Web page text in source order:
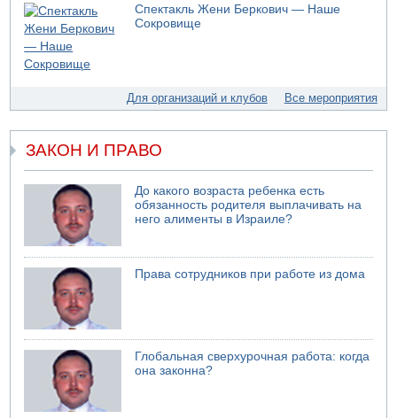
Минздрав и Министерство экологии сообщили о
необычно высоком уровне загрязнения воды в девяти
реках и ручьях на севере страны
04.08.2026 19:20
районе Бейт-Шемеша вновь открыты для движения
в результате нападения на улице Левински в Тель-
Авиве
04.08.2026 13:48
Американцы за пять месяцев израсходовали почти все
запасы ракет
Ракетная атака на судно вблизи Омана
04.08.2026 12:29
Малыш обварился супом в Бней-Браке
Спектакль Жени Беркович — Наше
Сокровище
Для организаций и клубов Все мероприятия
ЗАКОН И ПРАВО
До какого возраста ребенка есть
обязанность родителя выплачивать на
него алименты в Израиле?
Права сотрудников при работе из дома
Глобальная сверхурочная работа: когда
она законна?